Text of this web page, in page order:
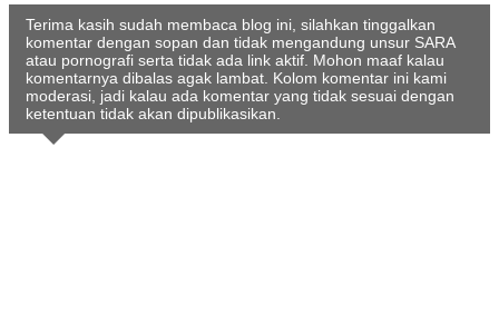
Terima kasih sudah membaca blog ini, silahkan tinggalkan
komentar dengan sopan dan tidak mengandung unsur SARA
atau pornografi serta tidak ada link aktif. Mohon maaf kalau
komentarnya dibalas agak lambat. Kolom komentar ini kami
moderasi, jadi kalau ada komentar yang tidak sesuai dengan
ketentuan tidak akan dipublikasikan.